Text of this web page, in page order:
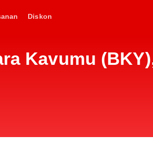
Diskon
Kavumu